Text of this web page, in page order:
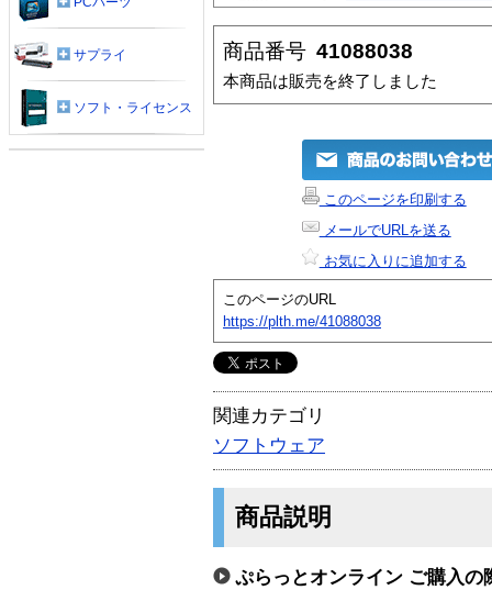
商品番号 41088038
本商品は販売を終了しました
このページを印刷する
メールでURLを送る
お気に入りに追加する
このページのURL
https://plth.me/41088038
関連カテゴリ
ソフトウェア
商品説明
ぷらっとオンライン ご購入の
サプライ
ソフト・ライセンス